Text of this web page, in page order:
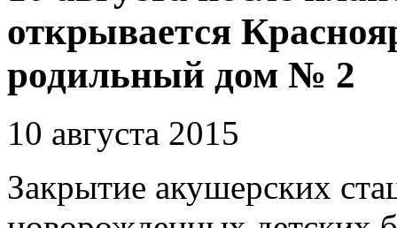
открывается
родильный дом № 2
10 августа 2015
Закрытие акушерских